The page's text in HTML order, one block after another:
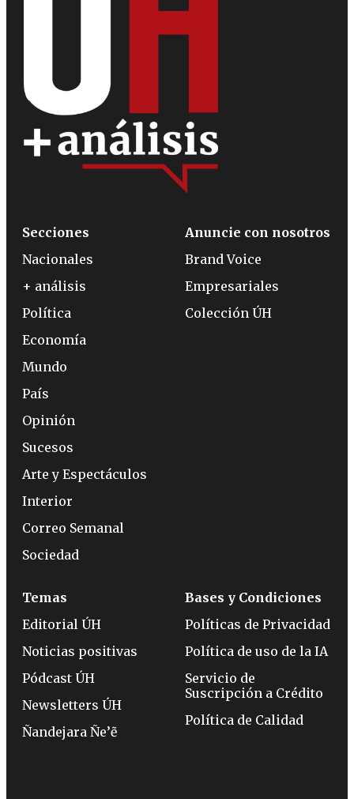
Secciones
Nacionales
+ análisis
Política
Economía
Mundo
País
Opinión
Sucesos
Arte y Espectáculos
Interior
Correo Semanal
Sociedad
Anuncie con nosotros
Brand Voice
Empresariales
Colección ÚH
Temas
Editorial ÚH
Noticias positivas
Pódcast ÚH
Newsletters ÚH
Ñandejara Ñe’ẽ
Bases y Condiciones
Políticas de Privacidad
Política de uso de la IA
Servicio de
Suscripción a Crédito
Política de Calidad